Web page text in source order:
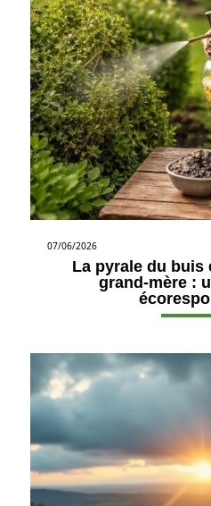
07/06/2026
La pyrale du buis
grand-mère :